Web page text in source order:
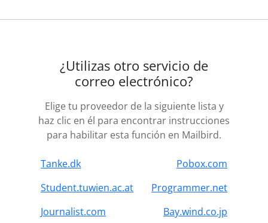
¿Utilizas otro servicio de
correo electrónico?
Elige tu proveedor de la siguiente lista y
haz clic en él para encontrar instrucciones
para habilitar esta función en Mailbird.
Tanke.dk
Pobox.com
Student.tuwien.ac.at
Programmer.net
Journalist.com
Bay.wind.co.jp